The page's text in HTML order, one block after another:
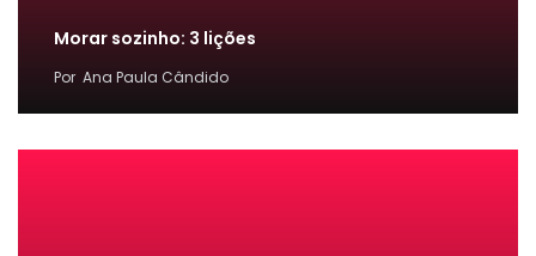
Morar sozinho: 3 lições
Por Ana Paula Cândido